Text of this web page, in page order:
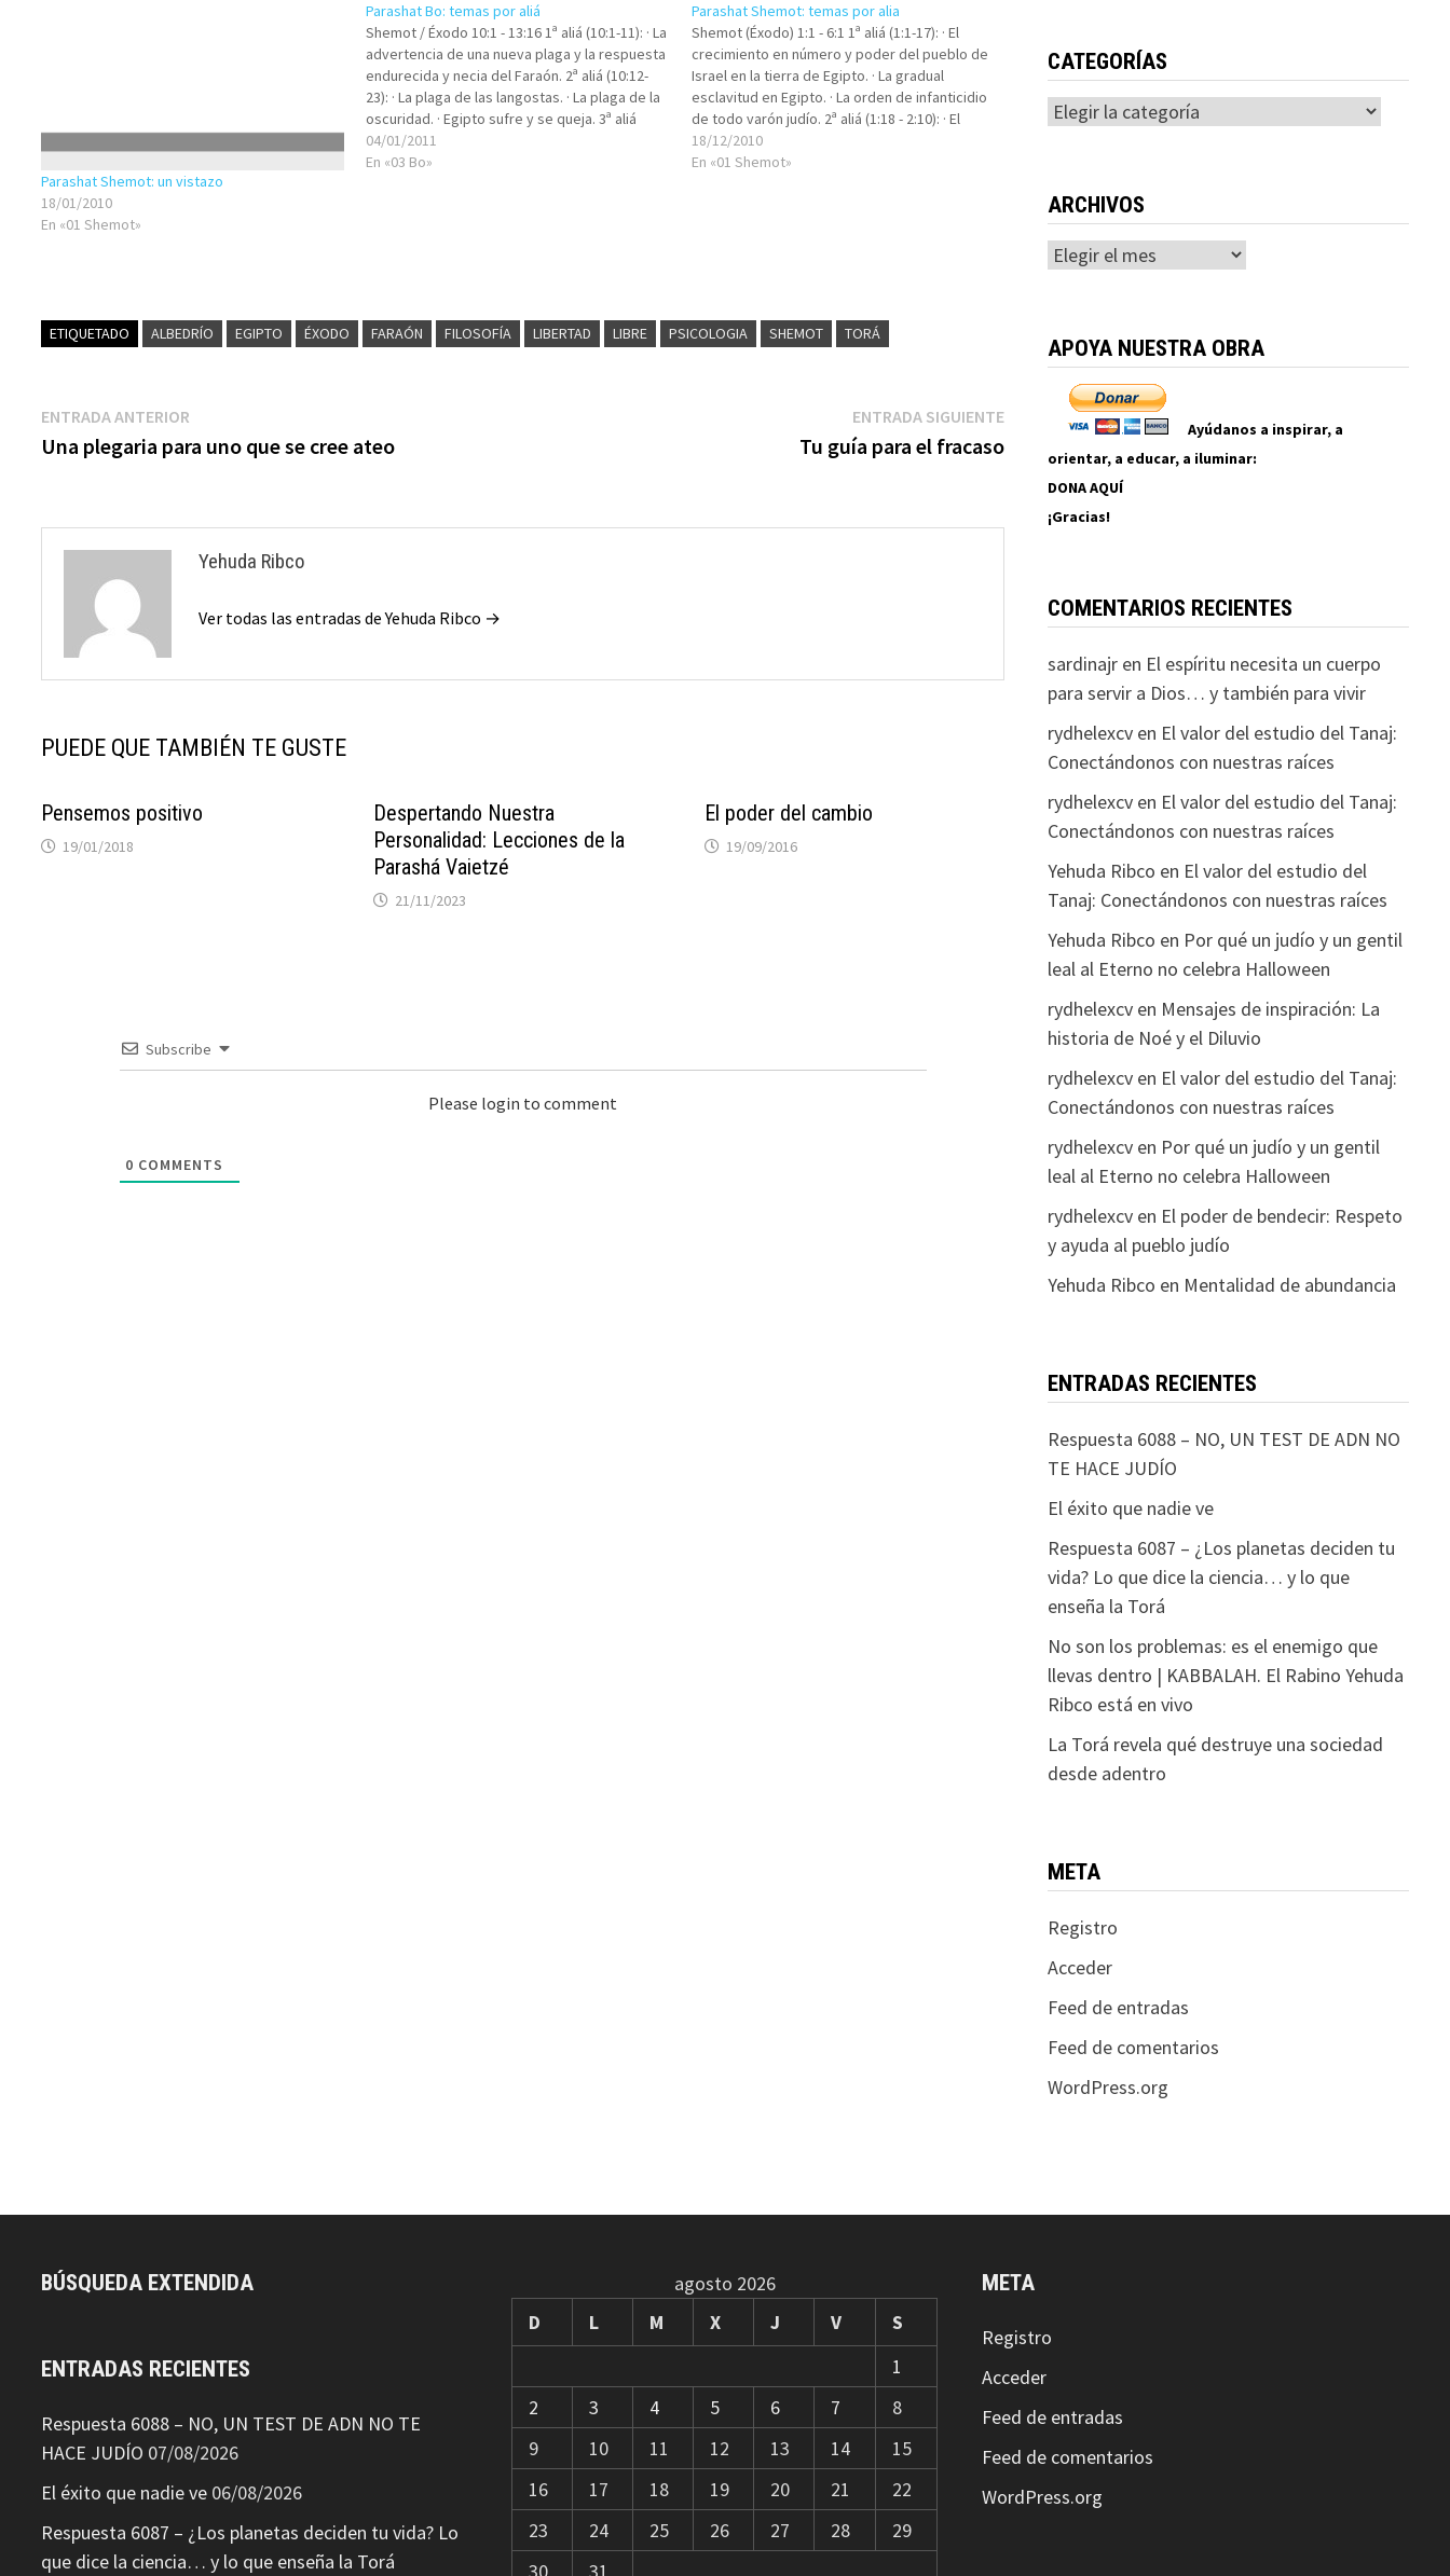
Parashat Shemot: un vistazo
18/01/2010
En «01 Shemot»
Parashat Bo: temas por aliá
Shemot / Éxodo 10:1 - 13:16 1ª aliá (10:1-11): · La
advertencia de una nueva plaga y la respuesta
endurecida y necia del Faraón. 2ª aliá (10:12-
23): · La plaga de las langostas. · La plaga de la
oscuridad. · Egipto sufre y se queja. 3ª aliá
(10:25 - 11:3):…
04/01/2011
En «03 Bo»
Parashat Shemot: temas por alia
Shemot (Éxodo) 1:1 - 6:1 1ª aliá (1:1-17): · El
crecimiento en número y poder del pueblo de
Israel en la tierra de Egipto. · La gradual
esclavitud en Egipto. · La orden de infanticidio
de todo varón judío. 2ª aliá (1:18 - 2:10): · El
heroísmo y la bendición…
18/12/2010
En «01 Shemot»
ETIQUETADO ALBEDRÍO EGIPTO ÉXODO FARAÓN FILOSOFÍA LIBERTAD LIBRE PSICOLOGIA SHEMOT TORÁ
Navegación
de
ENTRADA ANTERIOR
anterior:
Una plegaria para uno que se cree ateo
ENTRADA SIGUIENTEEntrada
siguiente:
Tu guía para el fracaso
Yehuda Ribco
Ver todas las entradas de Yehuda Ribco →
PUEDE QUE TAMBIÉN TE GUSTE
Pensemos positivo
19/01/2018
Despertando Nuestra
Personalidad: Lecciones de la
Parashá Vaietzé
21/11/2023
El poder del cambio
19/09/2016
Subscribe
Please login to comment
0 COMMENTS
CATEGORÍAS
Categorías
ARCHIVOS
Archivos
APOYA NUESTRA OBRA
Ayúdanos a inspirar, a
orientar, a educar, a iluminar:
DONA AQUÍ
¡Gracias!
COMENTARIOS RECIENTES
sardinajren El espíritu necesita un cuerpo
para servir a Dios… y también para vivir
rydhelexcven El valor del estudio del Tanaj:
Conectándonos con nuestras raíces
rydhelexcven El valor del estudio del Tanaj:
Conectándonos con nuestras raíces
Yehuda Ribco en El valor del estudio del
Tanaj: Conectándonos con nuestras raíces
Yehuda Ribco en Por qué un judío y un gentil
leal al Eterno no celebra Halloween
rydhelexcven Mensajes de inspiración: La
historia de Noé y el Diluvio
rydhelexcven El valor del estudio del Tanaj:
Conectándonos con nuestras raíces
rydhelexcven Por qué un judío y un gentil
leal al Eterno no celebra Halloween
rydhelexcven El poder de bendecir: Respeto
y ayuda al pueblo judío
Yehuda Ribco en Mentalidad de abundancia
ENTRADAS RECIENTES
Respuesta 6088 – NO, UN TEST DE ADN NO
TE HACE JUDÍO
El éxito que nadie ve
Respuesta 6087 – ¿Los planetas deciden tu
vida? Lo que dice la ciencia… y lo que
enseña la Torá
No son los problemas: es el enemigo que
llevas dentro | KABBALAH. El Rabino Yehuda
Ribco está en vivo
La Torá revela qué destruye una sociedad
desde adentro
META
Registro
Acceder
Feed de entradas
Feed de comentarios
WordPress.org
BÚSQUEDA EXTENDIDA
ENTRADAS RECIENTES
Respuesta 6088 – NO, UN TEST DE ADN NO TE
HACE JUDÍO 07/08/2026
El éxito que nadie ve 06/08/2026
Respuesta 6087 – ¿Los planetas deciden tu vida? Lo
que dice la ciencia… y lo que enseña la Torá
agosto 2026
D
L M X J V
S
1
2
3 4 5 6 7
8
9
10 11 12 13 14
15
16
17 18 19 20 21
22
23
24 25 26 27 28
29
META
Registro
Acceder
Feed de entradas
Feed de comentarios
WordPress.org